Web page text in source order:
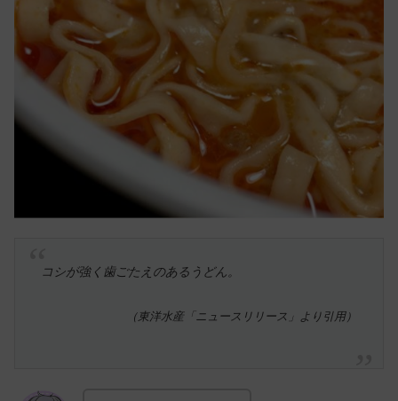
コシが強く歯ごたえのあるうどん。
（東洋水産「ニュースリリース」より引用）